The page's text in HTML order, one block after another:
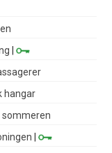
|
hangar
sommeren
|